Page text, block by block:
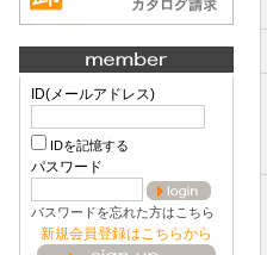
ID(メールアドレス)
IDを記憶する
パスワード
パスワードを忘れた方はこちら
新規会員登録はこちらから